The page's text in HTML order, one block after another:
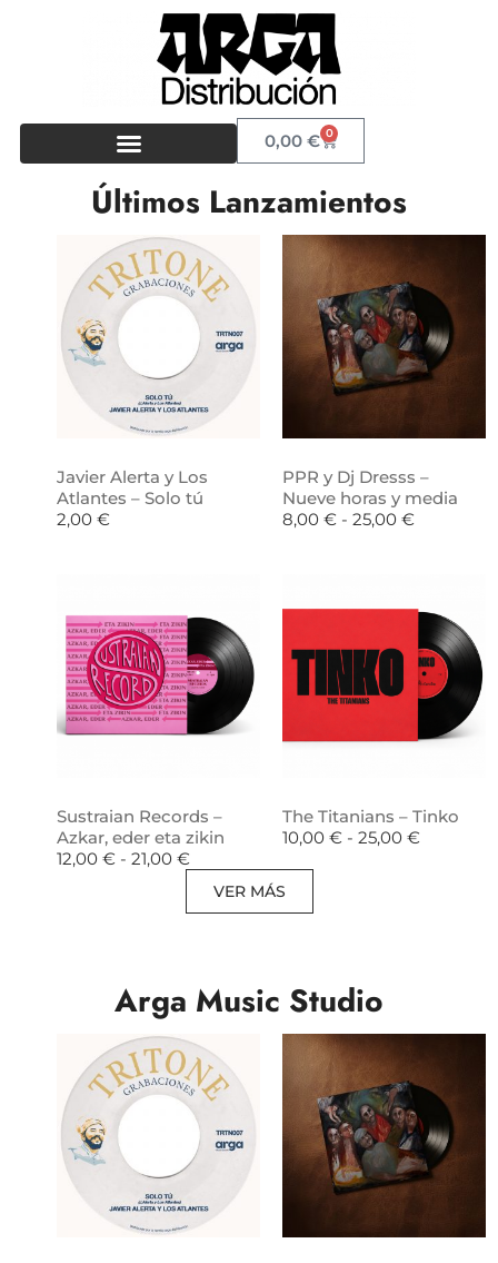
0,00€ 0
Últimos Lanzamientos
Javier Alerta y Los
Atlantes – Solo tú
2,00 €
PPR y Dj Dresss –
Nueve horas y media
8,00 € - 25,00 €
Sustraian Records –
Azkar, eder eta zikin
12,00 € - 21,00 €
The Titanians – Tinko
10,00 € - 25,00 €
VER MÁS
Arga Music Studio